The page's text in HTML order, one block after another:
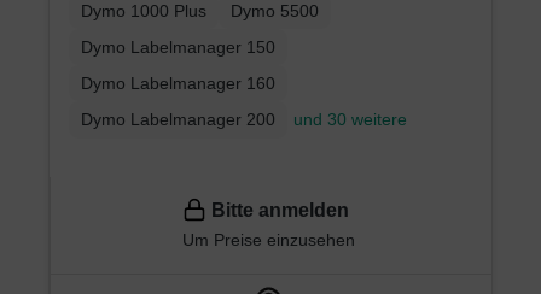
Dymo 1000 Plus
Dymo 5500
Dymo Labelmanager 150
Dymo Labelmanager 160
Dymo Labelmanager 200
und 30 weitere
Bitte anmelden
Um Preise einzusehen